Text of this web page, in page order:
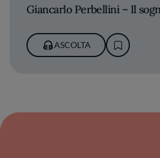
Giancarlo Perbellini – Il
ASCOLTA